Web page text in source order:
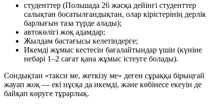
студенттер (Польшада 26 жасқа дейінгі студенттер
салықтан босатылғандықтан, олар кірістерінің дерлік
барлығын таза түрде алады);
автокөлігі жоқ адамдар;
Жылдам бастағысы келетіндерге;
Икемді жұмыс кестесін бағалайтындар үшін (күніне
небәрі 1–2 сағат қана жұмыс істеуге болады).
Сондықтан «такси ме, жеткізу ме» деген сұраққа бірыңғай
жауап жоқ — екі нұсқа да икемді, және көбінесе екеуін де
байқап көруге тұрарлық.